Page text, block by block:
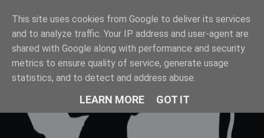
SER MODELO
This site uses cookies from Google to deliver its services
and to analyze traffic. Your IP address and user-agent are
shared with Google along with performance and security
metrics to ensure quality of service, generate usage
statistics, and to detect and address abuse.
LEARN MORE GOT IT